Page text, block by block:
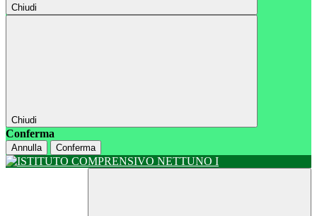
Chiudi
Chiudi
Conferma
Annulla Conferma